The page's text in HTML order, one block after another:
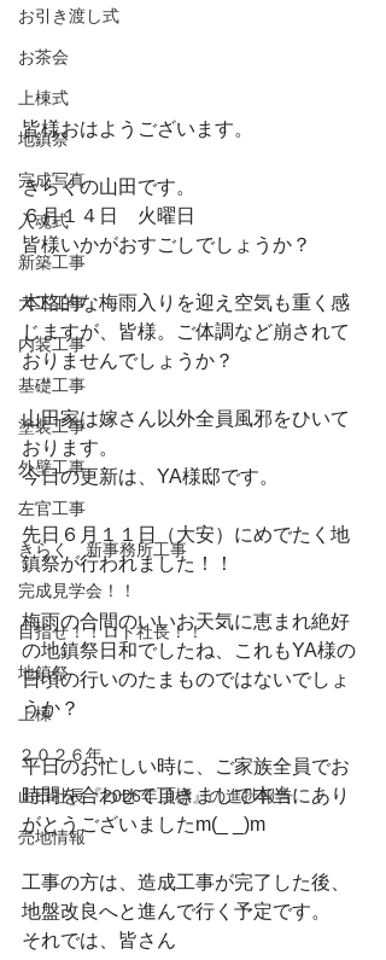
お引き渡し式
お茶会
上棟式
地鎮祭
完成写真
入魂式
新築工事
大工工事
内装工事
基礎工事
塗装工事
外壁工事
左官工事
きらく 新事務所工事
完成見学会！！
目指せ！！ロト社長！！
地鎮祭
上棟
２０２６年
山田社長『2026年目標』の進捗報告
売地情報
皆様おはようございます。
きらくの山田です。
６月１４日　火曜日
皆様いかがおすごしでしょうか？
本格的な梅雨入りを迎え空気も重く感
じますが、皆様。ご体調など崩されて
おりませんでしょうか？
山田家は嫁さん以外全員風邪をひいて
おります。
今日の更新は、YA様邸です。
先日６月１１日（大安）にめでたく地
鎮祭が行われました！！
梅雨の合間のいいお天気に恵まれ絶好
の地鎮祭日和でしたね、これもYA様の
日頃の行いのたまものではないでしょ
うか？
平日のお忙しい時に、ご家族全員でお
時間を合わせて頂きまして本当にあり
がとうございましたm(_ _)m
工事の方は、造成工事が完了した後、
地盤改良へと進んで行く予定です。
それでは、皆さん